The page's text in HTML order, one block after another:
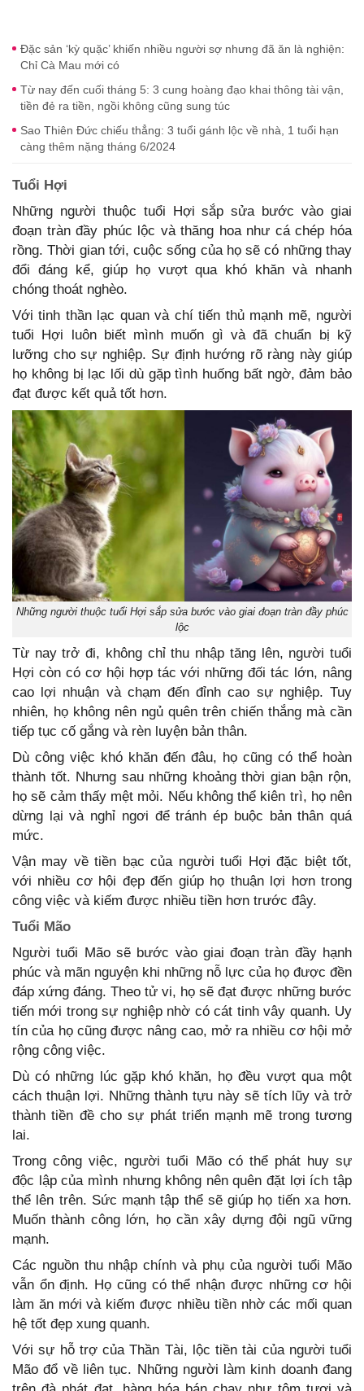
Đặc sản ‘kỳ quặc’ khiến nhiều người sợ nhưng đã ăn là nghiện:
Chỉ Cà Mau mới có
Từ nay đến cuối tháng 5: 3 cung hoàng đạo khai thông tài vận,
tiền đẻ ra tiền, ngồi không cũng sung túc
Sao Thiên Đức chiếu thẳng: 3 tuổi gánh lộc về nhà, 1 tuổi hạn
càng thêm nặng tháng 6/2024
Tuổi Hợi
Những người thuộc tuổi Hợi sắp sửa bước vào giai
đoạn tràn đầy phúc lộc và thăng hoa như cá chép hóa
rồng. Thời gian tới, cuộc sống của họ sẽ có những thay
đổi đáng kể, giúp họ vượt qua khó khăn và nhanh
chóng thoát nghèo.
Với tinh thần lạc quan và chí tiến thủ mạnh mẽ, người
tuổi Hợi luôn biết mình muốn gì và đã chuẩn bị kỹ
lưỡng cho sự nghiệp. Sự định hướng rõ ràng này giúp
họ không bị lạc lối dù gặp tình huống bất ngờ, đảm bảo
đạt được kết quả tốt hơn.
Những người thuộc tuổi Hợi sắp sửa bước vào giai đoạn tràn đầy phúc
lộc
Từ nay trở đi, không chỉ thu nhập tăng lên, người tuổi
Hợi còn có cơ hội hợp tác với những đối tác lớn, nâng
cao lợi nhuận và chạm đến đỉnh cao sự nghiệp. Tuy
nhiên, họ không nên ngủ quên trên chiến thắng mà cần
tiếp tục cố gắng và rèn luyện bản thân.
Dù công việc khó khăn đến đâu, họ cũng có thể hoàn
thành tốt. Nhưng sau những khoảng thời gian bận rộn,
họ sẽ cảm thấy mệt mỏi. Nếu không thể kiên trì, họ nên
dừng lại và nghỉ ngơi để tránh ép buộc bản thân quá
mức.
Vận may về tiền bạc của người tuổi Hợi đặc biệt tốt,
với nhiều cơ hội đẹp đến giúp họ thuận lợi hơn trong
công việc và kiếm được nhiều tiền hơn trước đây.
Tuổi Mão
Người tuổi Mão sẽ bước vào giai đoạn tràn đầy hạnh
phúc và mãn nguyện khi những nỗ lực của họ được đền
đáp xứng đáng. Theo tử vi, họ sẽ đạt được những bước
tiến mới trong sự nghiệp nhờ có cát tinh vây quanh. Uy
tín của họ cũng được nâng cao, mở ra nhiều cơ hội mở
rộng công việc.
Dù có những lúc gặp khó khăn, họ đều vượt qua một
cách thuận lợi. Những thành tựu này sẽ tích lũy và trở
thành tiền đề cho sự phát triển mạnh mẽ trong tương
lai.
Trong công việc, người tuổi Mão có thể phát huy sự
độc lập của mình nhưng không nên quên đặt lợi ích tập
thể lên trên. Sức mạnh tập thể sẽ giúp họ tiến xa hơn.
Muốn thành công lớn, họ cần xây dựng đội ngũ vững
mạnh.
Các nguồn thu nhập chính và phụ của người tuổi Mão
vẫn ổn định. Họ cũng có thể nhận được những cơ hội
làm ăn mới và kiếm được nhiều tiền nhờ các mối quan
hệ tốt đẹp xung quanh.
Với sự hỗ trợ của Thần Tài, lộc tiền tài của người tuổi
Mão đổ về liên tục. Những người làm kinh doanh đang